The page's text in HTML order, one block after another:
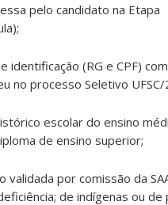
pelo candidato na Etapa
identificação (RG e CPF)
no processo Seletivo UFSC/
escolar do ensino
de ensino superior;
validada por comissão da
de indígenas ou de